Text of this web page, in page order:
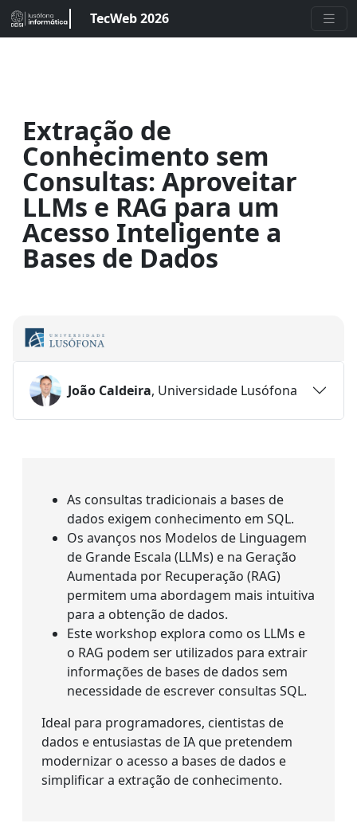
TecWeb 2026
Extração de
Conhecimento sem
Consultas: Aproveitar
LLMs e RAG para um
Acesso Inteligente a
Bases de Dados
João Caldeira, Universidade Lusófona
As consultas tradicionais a bases de
dados exigem conhecimento em SQL.
Os avanços nos Modelos de Linguagem
de Grande Escala (LLMs) e na Geração
Aumentada por Recuperação (RAG)
permitem uma abordagem mais intuitiva
para a obtenção de dados.
Este workshop explora como os LLMs e
o RAG podem ser utilizados para extrair
informações de bases de dados sem
necessidade de escrever consultas SQL.
Ideal para programadores, cientistas de
dados e entusiastas de IA que pretendem
modernizar o acesso a bases de dados e
simplificar a extração de conhecimento.